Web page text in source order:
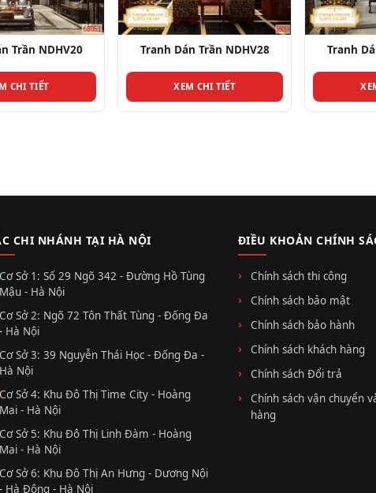
Trần NDHV28
CHI TIẾT
Tranh Dán Trần NDHV26
XEM CHI TIẾT
Tranh
CHI NHÁNH TẠI HÀ NỘI
Cơ Sở 1: Số 29 Ngõ 342 - Đường Hồ Tùng
Mậu - Hà Nội
Cơ Sở 2: Ngõ 72 Tôn Thất Tùng - Đống Đa
- Hà Nội
Cơ Sở 3: 39 Nguyễn Thái Học - Đống Đa -
Hà Nội
Cơ Sở 4: Khu Đô Thị Time City - Hoàng
Mai - Hà Nội
Cơ Sở 5: Khu Đô Thị Linh Đàm - Hoàng
Mai - Hà Nội
Cơ Sở 6: Khu Đô Thị An Hưng - Dương Nội
- Hà Đông - Hà Nội
ĐIỀU KHOẢN CHÍNH
Chính sách thi công
Chính sách bảo mật
Chính sách bảo hành
Chính sách khách hàng
Chính sách Đổi trả
Chính sách vận chuyển
hàng